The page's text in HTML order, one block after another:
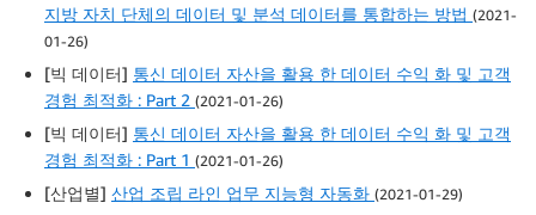
지방 자치 단체의 데이터 및 분석 데이터를 통합하는 방법 (2021-
01-26)
[빅 데이터] 통신 데이터 자산을 활용 한 데이터 수익 화 및 고객
경험 최적화 : Part 2 (2021-01-26)
[빅 데이터] 통신 데이터 자산을 활용 한 데이터 수익 화 및 고객
경험 최적화 : Part 1 (2021-01-26)
[산업별] 산업 조립 라인 업무 지능형 자동화 (2021-01-29)